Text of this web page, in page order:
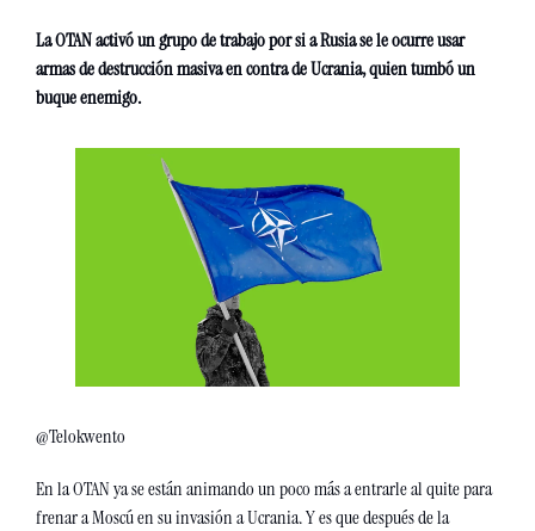
La OTAN activó un grupo de trabajo por si a Rusia se le ocurre usar
armas de destrucción masiva en contra de Ucrania, quien tumbó un
buque enemigo.
@Telokwento
En la OTAN ya se están animando un poco más a entrarle al quite para
frenar a Moscú en su invasión a Ucrania. Y es que después de la